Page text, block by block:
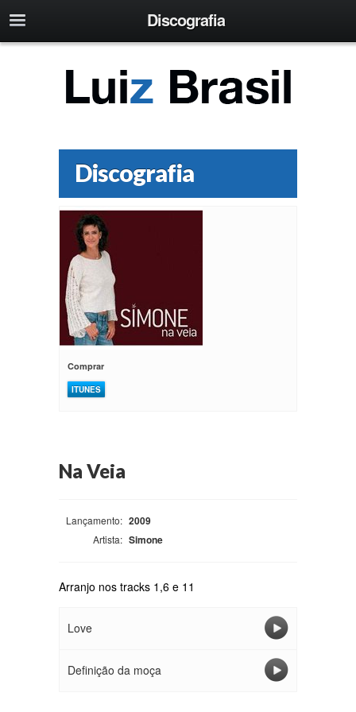
Discografia
Discografia
Comprar
ITUNES
Na Veia
Lançamento: 2009
Artista: Simone
Arranjo nos tracks 1,6 e 11
Love
Definição da moça